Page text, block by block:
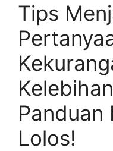
Tips
Panduan
Lolos!